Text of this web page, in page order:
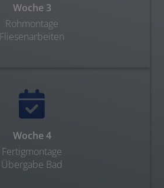
Woche 3
Rohmontage
Fliesenarbeiten
Woche 4
Fertigmontage
Übergabe Bad